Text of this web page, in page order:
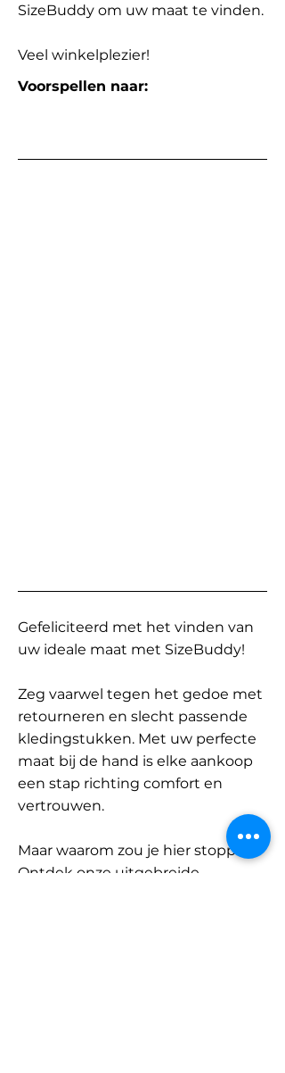
SizeBuddy om uw maat te vinden.
Veel winkelplezier!
Voorspellen naar:
Gefeliciteerd met het vinden van
uw ideale maat met SizeBuddy!
Zeg vaarwel tegen het gedoe met
retourneren en slecht passende
kledingstukken. Met uw perfecte
maat bij de hand is elke aankoop
een stap richting comfort en
vertrouwen.
Maar waarom zou je hier stoppen?
Ontdek onze uitgebreide